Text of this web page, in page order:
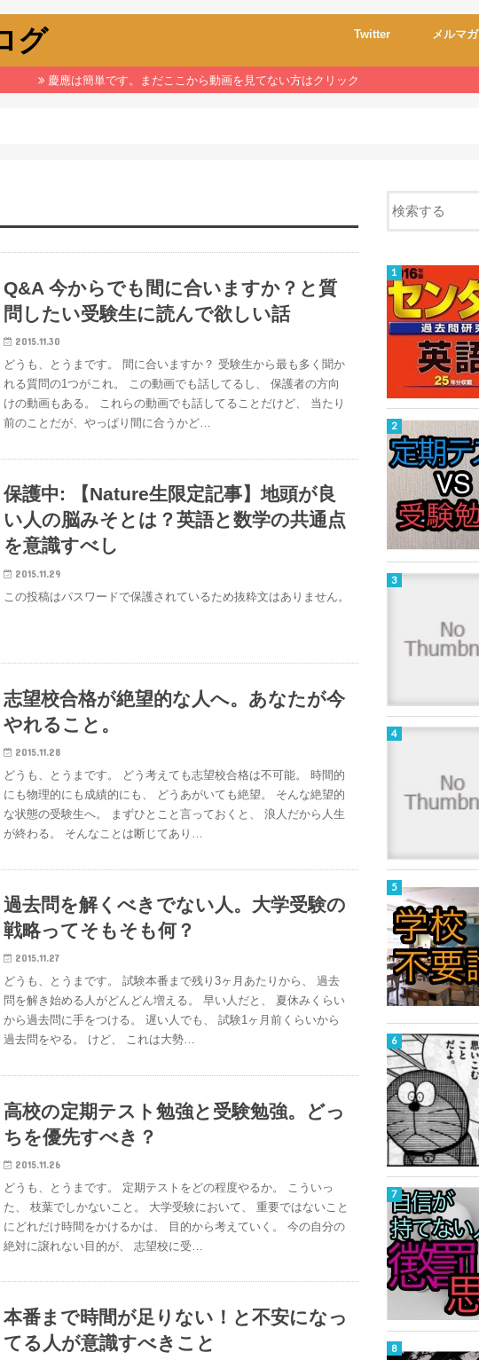
グ Twitter メルマガ
慶應は簡単です。まだここから動画を見てない方はクリック
Q&A 今からでも間に合いますか？と質
問したい受験生に読んで欲しい話
2015.11.30
どうも、とうまです。 間に合いますか？ 受験生から最も多く聞か
れる質問の1つがこれ。 この動画でも話してるし、 保護者の方向
けの動画もある。 これらの動画でも話してることだけど、 当たり
前のことだが、やっぱり間に合うかど…
保護中: 【Nature生限定記事】地頭が良
い人の脳みそとは？英語と数学の共通点
を意識すべし
2015.11.29
この投稿はパスワードで保護されているため抜粋文はありません。
志望校合格が絶望的な人へ。あなたが今
やれること。
2015.11.28
どうも、とうまです。 どう考えても志望校合格は不可能。 時間的
にも物理的にも成績的にも、 どうあがいても絶望。 そんな絶望的
な状態の受験生へ。 まずひとこと言っておくと、 浪人だから人生
が終わる。 そんなことは断じてあり…
過去問を解くべきでない人。大学受験の
戦略ってそもそも何？
2015.11.27
どうも、とうまです。 試験本番まで残り3ヶ月あたりから、 過去
問を解き始める人がどんどん増える。 早い人だと、 夏休みくらい
から過去問に手をつける。 遅い人でも、 試験1ヶ月前くらいから
過去問をやる。 けど、 これは大勢…
高校の定期テスト勉強と受験勉強。どっ
ちを優先すべき？
2015.11.26
どうも、とうまです。 定期テストをどの程度やるか。 こういっ
た、 枝葉でしかないこと。 大学受験において、 重要ではないこと
にどれだけ時間をかけるかは、 目的から考えていく。 今の自分の
絶対に譲れない目的が、 志望校に受…
本番まで時間が足りない！と不安になっ
てる人が意識すべきこと